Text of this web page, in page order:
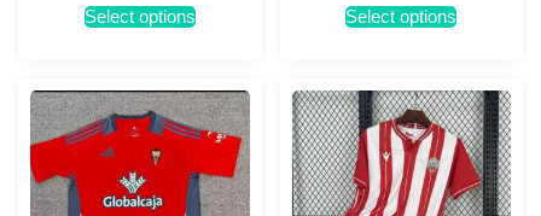
Select options Select options